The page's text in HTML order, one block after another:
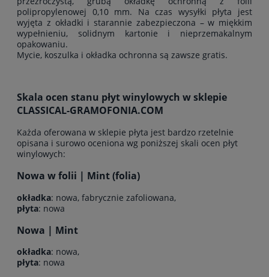
polipropylenowej 0,10 mm. Na czas wysyłki płyta jest
wyjęta z okładki i starannie zabezpieczona – w miękkim
wypełnieniu, solidnym kartonie i nieprzemakalnym
opakowaniu.
Mycie, koszulka i okładka ochronna są zawsze gratis.
Skala ocen stanu płyt winylowych w sklepie
CLASSICAL-GRAMOFONIA.COM
Każda oferowana w sklepie płyta jest bardzo rzetelnie
opisana i surowo oceniona wg poniższej skali ocen płyt
winylowych:
Nowa w folii | Mint (folia)
okładka: nowa, fabrycznie zafoliowana,
płyta: nowa
Nowa | Mint
okładka: nowa,
płyta: nowa